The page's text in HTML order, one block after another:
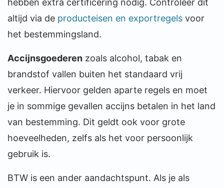
hebben extra certificering nodig. Controleer dit
altijd via de producteisen en exportregels voor
het bestemmingsland.
Accijnsgoederen zoals alcohol, tabak en
brandstof vallen buiten het standaard vrij
verkeer. Hiervoor gelden aparte regels en moet
je in sommige gevallen accijns betalen in het land
van bestemming. Dit geldt ook voor grote
hoeveelheden, zelfs als het voor persoonlijk
gebruik is.
BTW is een ander aandachtspunt. Als je als